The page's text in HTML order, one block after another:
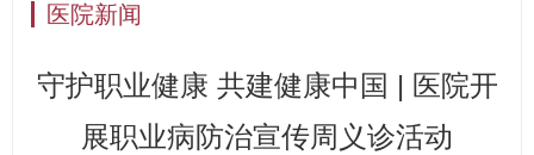
医院新闻
守护职业健康 共建健康中国 | 医院开
展职业病防治宣传周义诊活动